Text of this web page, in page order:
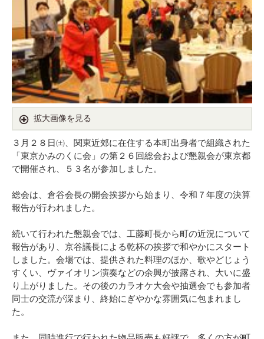
拡大画像を見る
３月２８日㈯、関東近郊に在住する本町出身者で組織された
「東京かみのくに会」の第２６回総会および懇親会が東京都
で開催され、５３名が参加しました。
総会は、倉谷会長の開会挨拶から始まり、令和７年度の決算
報告が行われました。
続いて行われた懇親会では、工藤町長から町の近況について
報告があり、京谷議長による乾杯の挨拶で和やかにスタート
しました。会場では、提供された料理のほか、歌やどじょう
すくい、ヴァイオリン演奏などの余興が披露され、大いに盛
り上がりました。その後のカラオケ大会や抽選会でも参加者
同士の交流が深まり、終始にぎやかな雰囲気に包まれまし
た。